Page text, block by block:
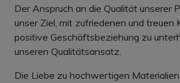
Der Anspruch an die Qualität unserer
unser Ziel, mit zufriedenen und treuen
positive Geschäftsbeziehung zu
unseren Qualitätsansatz.
Die Liebe zu hochwertigen